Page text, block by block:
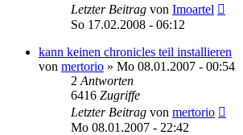
Letzter Beitrag von Imoartel
So 17.02.2008 - 06:12
kann keinen chronicles teil installieren
von mertorio » Mo 08.01.2007 - 00:54
2 Antworten
6416 Zugriffe
Letzter Beitrag von mertorio
Mo 08.01.2007 - 22:42